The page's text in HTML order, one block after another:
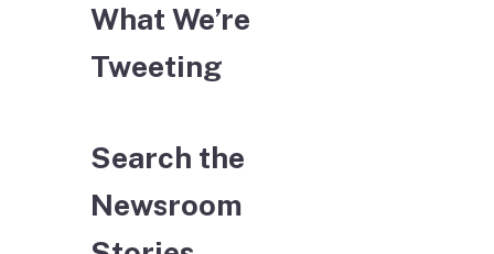
What We’re
Tweeting
Search the
Newsroom